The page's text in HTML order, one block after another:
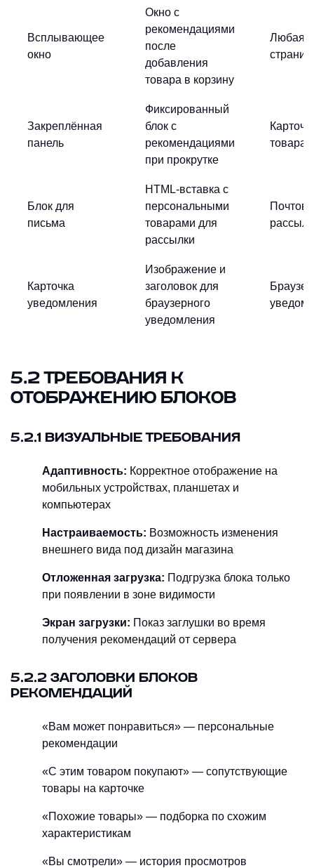
Всплывающее
окно
Окно с
рекомендациями
после
добавления
товара в корзину
Любая
Закреплённая
панель
Фиксированный
блок с
рекомендациями
при прокрутке
товара
Блок для
письма
HTML-вставка с
персональными
товарами для
рассылки
Карточка
уведомления
Изображение и
заголовок для
браузерного
уведомления
5.2 ТРЕБОВАНИЯ К
ОТОБРАЖЕНИЮ БЛОКОВ
5.2.1 ВИЗУАЛЬНЫЕ ТРЕБОВАНИЯ
Адаптивность: Корректное отображение на
мобильных устройствах, планшетах и
компьютерах
Настраиваемость: Возможность изменения
внешнего вида под дизайн магазина
Отложенная загрузка: Подгрузка блока только
при появлении в зоне видимости
Экран загрузки: Показ заглушки во время
получения рекомендаций от сервера
5.2.2 ЗАГОЛОВКИ БЛОКОВ
РЕКОМЕНДАЦИЙ
«Вам может понравиться» — персональные
рекомендации
«С этим товаром покупают» — сопутствующие
товары на карточке
«Похожие товары» — подборка по схожим
характеристикам
«Вы смотрели» — история просмотров